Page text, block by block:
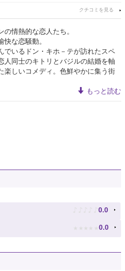
情熱的な恋人たち。
な恋騒動。
でいるドン・キホ－テが訪れたスペ
人同士のキトリとバジルの結婚を軸
楽しいコメディ。色鮮やかに集う街
もっと読む
♪ ♪ ♪ ♪ ♪ 0.0
★ ★ ★ ★ ★ 0.0